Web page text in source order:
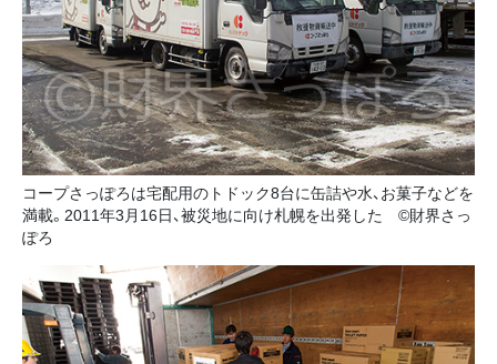
コープさっぽろは宅配用のトドック8台に缶詰や水、お菓子などを
満載。2011年3月16日、被災地に向け札幌を出発した ©財界さっ
ぽろ